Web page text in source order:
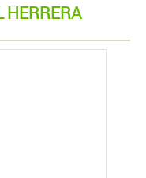
HERRERA